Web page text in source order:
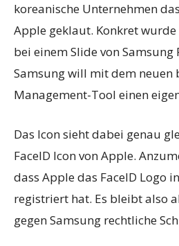
koreanische Unternehmen
Apple geklaut. Konkret
bei einem Slide von Samsung
Samsung will mit dem neuen
Management-Tool einen
Das Icon sieht dabei genau
FaceID Icon von Apple.
dass Apple das FaceID Logo
registriert hat. Es bleibt also
gegen Samsung rechtliche